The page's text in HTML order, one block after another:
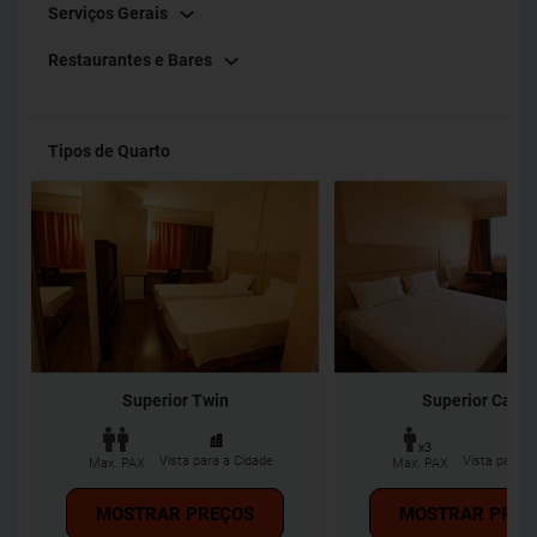
Serviços Gerais
Restaurantes e Bares
Tipos de Quarto
Superior Twin
Max. PAX Vista para a Cidade
MOSTRAR PREÇOS
Superior Casal
x3
Max. PAX
Vista para a
MOSTRAR